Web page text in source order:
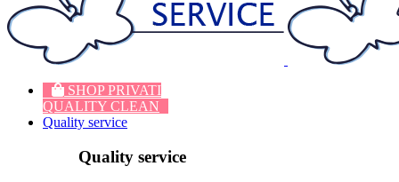
SHOP PRIVATI
QUALITY CLEAN
Quality service
Quality service